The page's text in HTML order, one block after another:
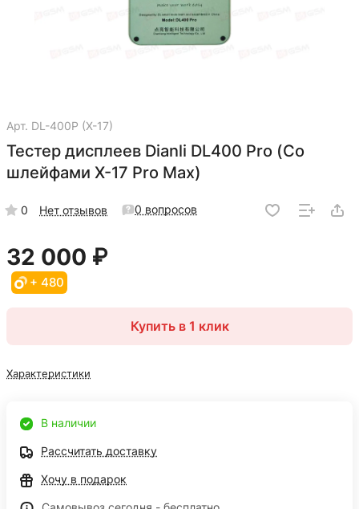
Арт. DL-400P (X-17)
Тестер дисплеев Dianli DL400 Pro (Со
шлейфами X-17 Pro Max)
0 Нет отзывов 0 вопросов
32 000 ₽
+ 480
Купить в 1 клик
Характеристики
В наличии
Рассчитать доставку
Хочу в подарок